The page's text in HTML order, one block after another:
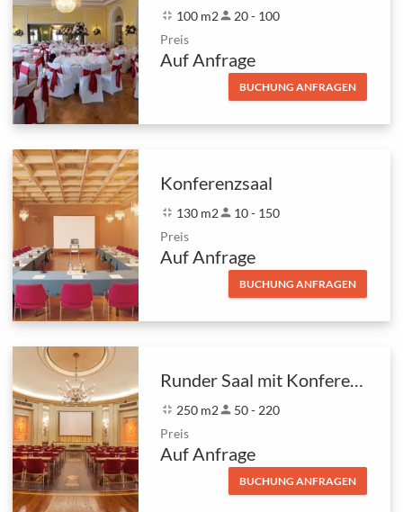
fullscreen_exit 100 m2person 20 - 100
Preis
Auf Anfrage
BUCHUNG ANFRAGEN
Konferenzsaal
fullscreen_exit 130 m2person 10 - 150
Preis
Auf Anfrage
BUCHUNG ANFRAGEN
Runder Saal mit Konferenzsaal & Wintergarten
fullscreen_exit 250 m2person 50 - 220
Preis
Auf Anfrage
BUCHUNG ANFRAGEN